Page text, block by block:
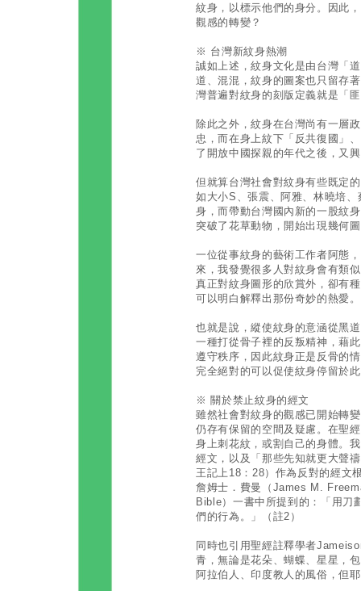
紋身，以標示他們的身分。因此
觀感的轉變？
※ 台灣新紋身熱潮
誠如上述，紋身文化是由台灣「
道、混混，紋身的圖案也只留存
灣普遍對紋身的刻版定義就是「
除此之外，紋身在台灣尚有一層
忠，而在身上紋下「反共復國」
了開放中國探親的年代之後，又
但就算台灣社會對紋身有些既定
如大小S、張震、阿雅、林曉培
身，而帶動台灣國內新的一股紋
突破了花草動物，開始出現幾何
一位從事紋身的藝術工作者阿態
來，我發覺很多人對紋身會有類
真正對紋身圖形的欣賞外，卻有
可以明白解釋出那份奇妙的熱愛
也就是說，縱使紋身的意涵從黑
一種打從骨子裡的反叛精神，藉
遵守秩序，因此紋身正是反骨的
完全絕對的可以促使紋身停留於
※ 關於禁止紋身的經文
雖然社會對紋身的觀感已開始轉
仍存有保留的空間及疑慮。在聖
身上刺花紋，或割自己的身體。
經文，以及「那些先知就更大聲
王記上18：28）作為反對的經文
詹姆士．費曼（James M.
Bible）一書中所提到的：「用刀
們的行為。」（註2）
同時也引用聖經註釋學者
青，無論是花朵、蝴蝶、星星，
阿拉伯人、印度教人的風俗，但